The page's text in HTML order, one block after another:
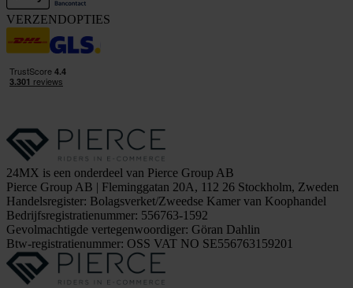
VERZENDOPTIES
24MX is een onderdeel van Pierce Group AB
Pierce Group AB | Fleminggatan 20A, 112 26 Stockholm, Zweden
Handelsregister: Bolagsverket/Zweedse Kamer van Koophandel
Bedrijfsregistratienummer: 556763-1592
Gevolmachtigde vertegenwoordiger: Göran Dahlin
Btw-registratienummer: OSS VAT NO SE556763159201